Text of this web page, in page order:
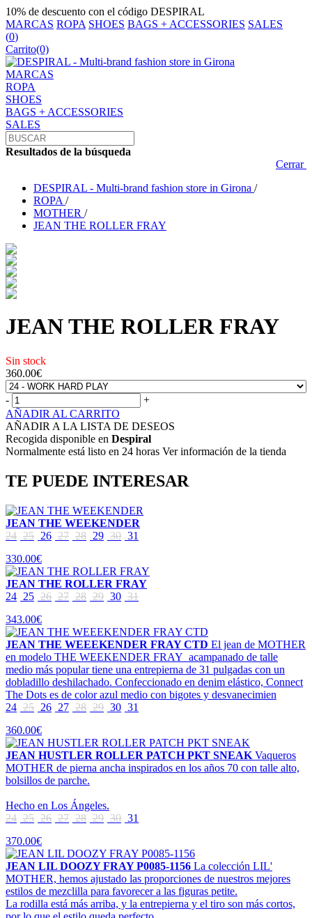
10% de descuento con el código DESPIRAL
MARCAS ROPA SHOES BAGS + ACCESSORIES SALES
(0)
Carrito(0)
MARCAS
ROPA
SHOES
BAGS + ACCESSORIES
SALES
Resultados de la búsqueda
Cerrar
DESPIRAL - Multi-brand fashion store in Girona /
ROPA /
MOTHER /
JEAN THE ROLLER FRAY
JEAN THE ROLLER FRAY
Sin stock
360.00€
-
+
AÑADIR AL CARRITO
AÑADIR A LA LISTA DE DESEOS
Recogida disponible en Despiral
Normalmente está listo en 24 horas Ver información de la tienda
TE PUEDE INTERESAR
JEAN THE WEEKENDER
24 25 26 27 28 29 30 31
330.00€
JEAN THE ROLLER FRAY
24 25 26 27 28 29 30 31
343.00€
JEAN THE WEEEKENDER FRAY CTD El jean de MOTHER
en modelo THE WEEKENDER FRAY acampanado de talle
medio más popular tiene una entrepierna de 31 pulgadas con un
dobladillo deshilachado. Confeccionado en denim elástico, Connect
The Dots es de color azul medio con bigotes y desvanecimien
24 25 26 27 28 29 30 31
360.00€
JEAN HUSTLER ROLLER PATCH PKT SNEAK Vaqueros
MOTHER de pierna ancha inspirados en los años 70 con talle alto,
bolsillos de parche.
Hecho en Los Ángeles.
24 25 26 27 28 29 30 31
370.00€
JEAN LIL DOOZY FRAY P0085-1156 La colección LIL'
MOTHER, hemos ajustado las proporciones de nuestros mejores
estilos de mezclilla para favorecer a las figuras petite.
La rodilla está más arriba, y la entrepierna y el tiro son más cortos,